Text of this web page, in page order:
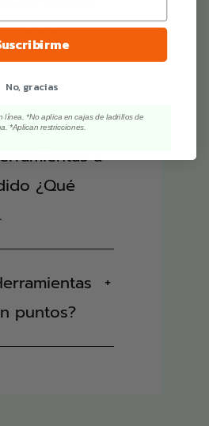
de
agregar
a
¿Qué
+
puntos?
+
No, gracias
línea. *No aplica en cajas de ladrillos de
*Aplican restricciones.